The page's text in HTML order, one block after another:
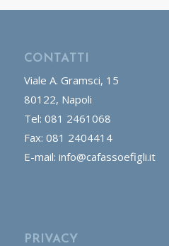
CONTATTI
Viale A. Gramsci, 15
80122, Napoli
Tel: 081 2461068
Fax: 081 2404414
E-mail: info@cafassoefigli.it
PRIVACY